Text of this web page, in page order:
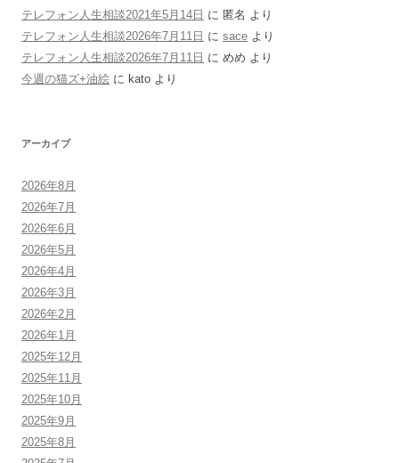
テレフォン人生相談2021年5月14日 に 匿名 より
テレフォン人生相談2026年7月11日 に sace より
テレフォン人生相談2026年7月11日 に めめ より
今週の猫ズ+油絵 に kato より
アーカイブ
2026年8月
2026年7月
2026年6月
2026年5月
2026年4月
2026年3月
2026年2月
2026年1月
2025年12月
2025年11月
2025年10月
2025年9月
2025年8月